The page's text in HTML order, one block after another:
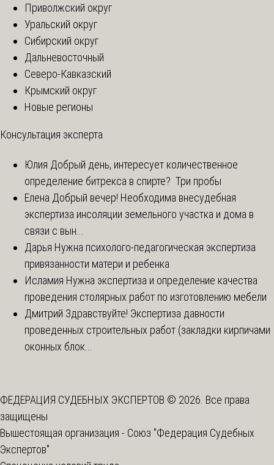
Приволжский округ
Уральский округ
Сибирский округ
Дальневосточный
Северо-Кавказский
Крымский округ
Новые регионы
Консультация эксперта
Юлия Добрый день, интересует количественное
определение битрекса в спирте? Три пробы
Елена Добрый вечер! Необходима внесудебная
экспертиза инсоляции земельного участка и дома в
связи с вын...
Дарья Нужна психолого-педагогическая экспертиза
привязанности матери и ребенка
Исламия Нужна экспертиза и определение качества
проведения столярных работ по изготовлению мебели
Дмитрий Здравствуйте! Экспертиза давности
проведенных строительных работ (закладки кирпичами
оконных блок...
ФЕДЕРАЦИЯ СУДЕБНЫХ ЭКСПЕРТОВ © 2026. Все права
защищены
Вышестоящая организация - Союз "Федерация Судебных
Экспертов"